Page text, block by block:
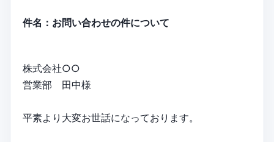
件名：お問い合わせの件について
株式会社○○
営業部 田中様
平素より大変お世話になっております。